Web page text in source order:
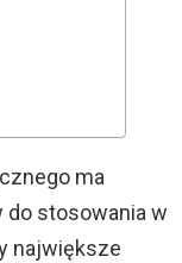
ma
do stosowania w
największe